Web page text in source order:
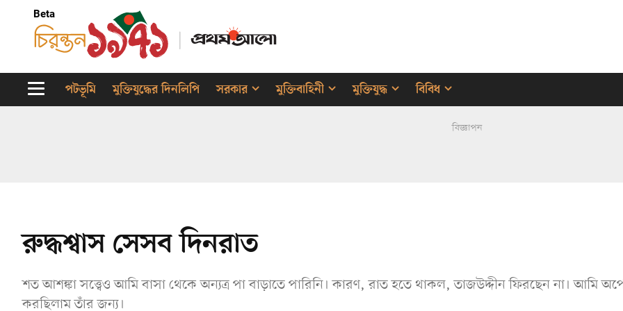
Beta
পটভূমি মুক্তিযুদ্ধের দিনলিপি সরকার মুক্তিবাহিনী মুক্তিযুদ্ধ বিবিধ
বিজ্ঞাপন
রুদ্ধশ্বাস সেসব দিনরাত
শত আশঙ্কা সত্ত্বেও আমি বাসা থেকে অন্যত্র পা বাড়াতে পারিনি। কারণ, রাত হতে থাকল, তাজউদ্দীন ফিরছেন না। আমি
করছিলাম তাঁর জন্য।